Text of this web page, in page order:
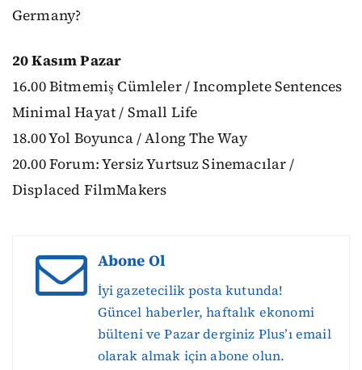
Germany?
20 Kasım Pazar
16.00 Bitmemiş Cümleler / Incomplete Sentences
Minimal Hayat / Small Life
18.00 Yol Boyunca / Along The Way
20.00 Forum: Yersiz Yurtsuz Sinemacılar /
Displaced FilmMakers
Abone Ol
İyi gazetecilik posta kutunda!
Güncel haberler, haftalık ekonomi
bülteni ve Pazar derginiz Plus’ı email
olarak almak için abone olun.